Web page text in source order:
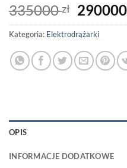
335000zł
cena
335000
Kategoria: Elektrodrążarki
OPIS
INFORMACJE DODATKOWE